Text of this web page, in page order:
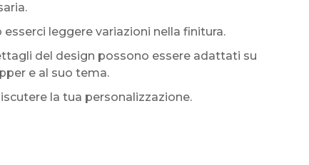
leggere variazioni nella finitura.
del design possono essere adattati su
e al suo tema.
la tua personalizzazione.